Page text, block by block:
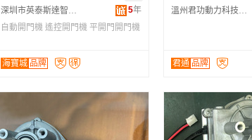
深圳市英泰斯達智能技術有限公司
5年
自動開門機 遙控開門機 平開門開門機
海寶城 品牌
溫州君功動力科技有限公司
君通 品牌